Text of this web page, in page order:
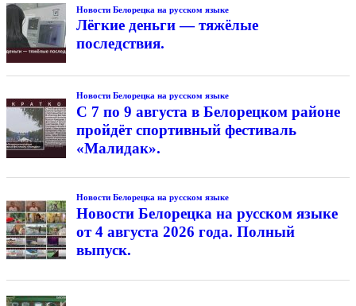
Новости Белорецка на русском языке
Лёгкие деньги — тяжёлые
последствия.
Новости Белорецка на русском языке
С 7 по 9 августа в Белорецком районе
пройдёт спортивный фестиваль
«Малидак».
Новости Белорецка на русском языке
Новости Белорецка на русском языке
от 4 августа 2026 года. Полный
выпуск.